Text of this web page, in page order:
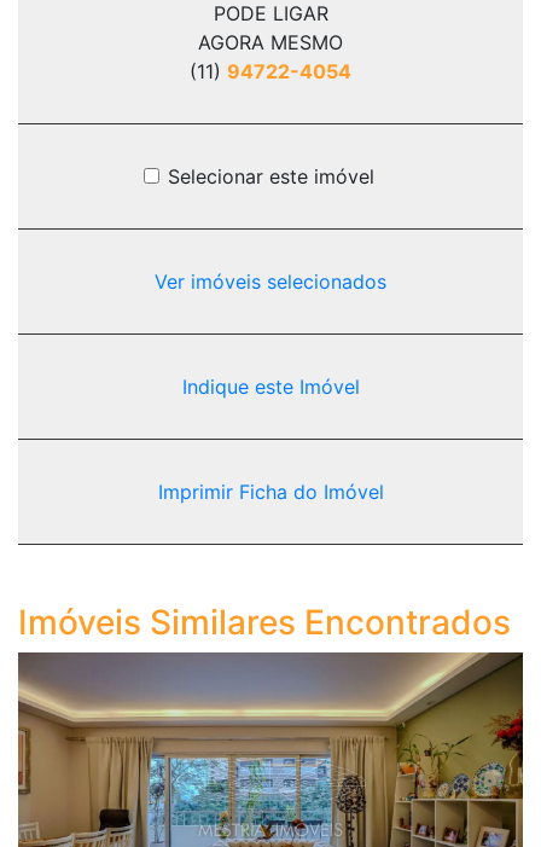
PODE LIGAR
AGORA MESMO
(11) 94722-4054
Selecionar este imóvel
Ver imóveis selecionados
Indique este Imóvel
Imprimir Ficha do Imóvel
Imóveis Similares Encontrados